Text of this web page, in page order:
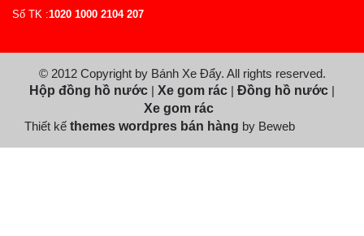
Số TK :1020 1000 2104 207
© 2012 Copyright by Bánh Xe Đẩy. All rights reserved.
Hộp đồng hồ nước | Xe gom rác | Đồng hồ nước |
Xe gom rác
Thiết kế themes wordpres bán hàng by Beweb